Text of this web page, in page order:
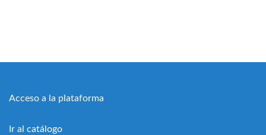
Acceso a la plataforma
Ir al catálogo